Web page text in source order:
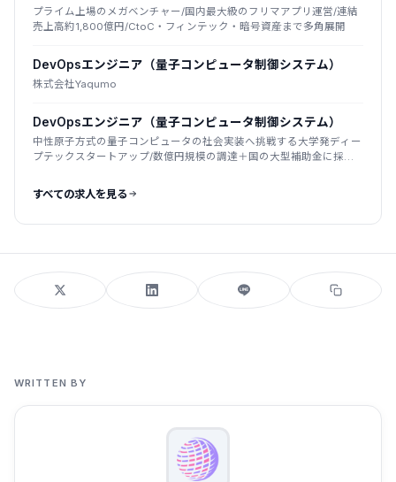
プライム上場のメガベンチャー/国内最大級のフリマアプリ運営/連結
売上高約1,800億円/CtoC・フィンテック・暗号資産まで多角展開
DevOpsエンジニア（量子コンピュータ制御システム）
株式会社Yaqumo
DevOpsエンジニア（量子コンピュータ制御システム）
中性原子方式の量子コンピュータの社会実装へ挑戦する大学発ディー
プテックスタートアップ/数億円規模の調達＋国の大型補助金に採
すべての求人を見る
WRITTEN BY